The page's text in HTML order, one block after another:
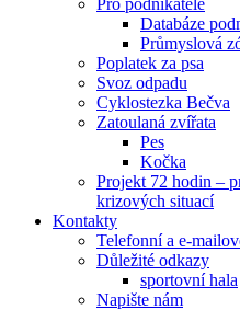
Pro podnikatele
Databáze
Průmyslová
Poplatek za psa
Svoz odpadu
Cyklostezka Bečva
Zatoulaná zvířata
Pes
Kočka
Projekt 72 hodin –
krizových situací
Kontakty
Telefonní a e-
Důležité odkazy
sportovní hala
Napište nám